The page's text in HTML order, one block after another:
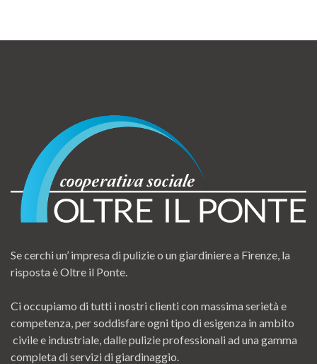
Se cerchi un’ impresa di pulizie o un giardiniere a Firenze, la
risposta è Oltre il Ponte.
Ci occupiamo di tutti i nostri clienti con massima serietà e
competenza, per soddisfare ogni tipo di esigenza in ambito
civile e industriale, dalle pulizie professionali ad una gamma
completa di servizi di giardinaggio.